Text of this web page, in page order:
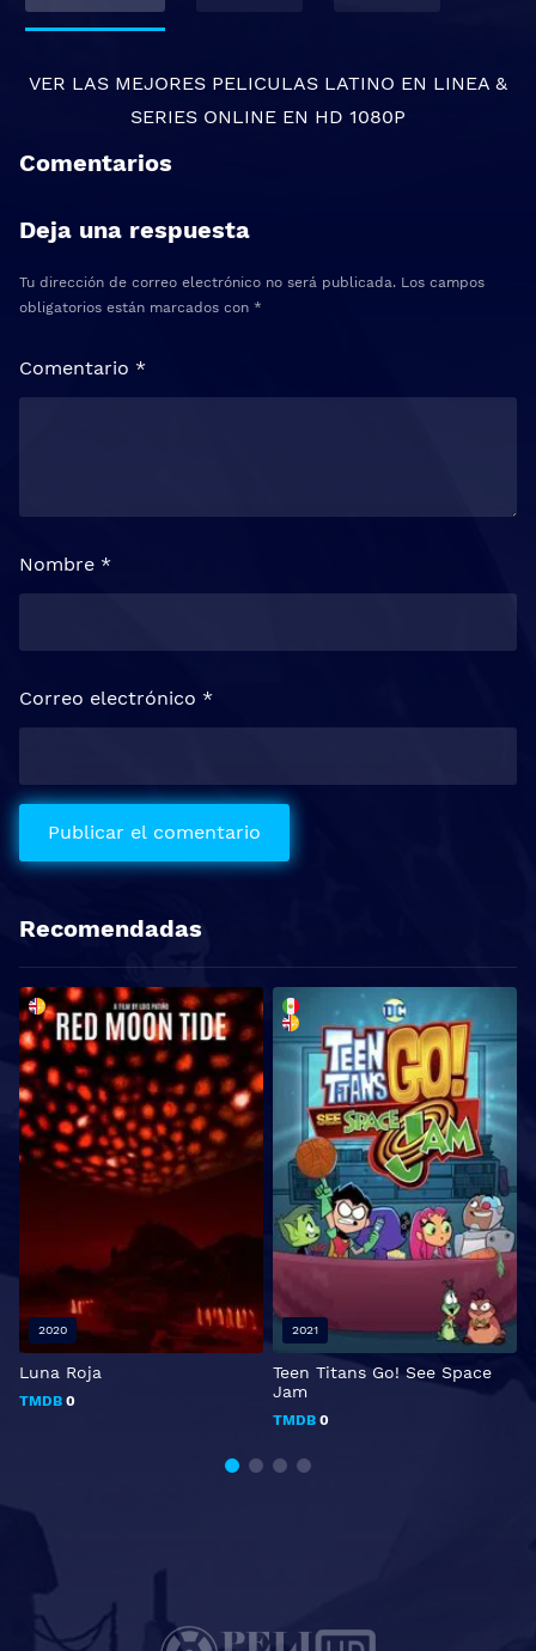
VER LAS MEJORES PELICULAS LATINO EN LINEA &
SERIES ONLINE EN HD 1080P
Comentarios
Deja una respuesta
Tu dirección de correo electrónico no será publicada. Los campos
obligatorios están marcados con *
Comentario *
Nombre *
Correo electrónico *
Recomendadas
Luna Roja
TMDB 0
2020
Teen Titans Go! See Space
Jam
TMDB 0
2021